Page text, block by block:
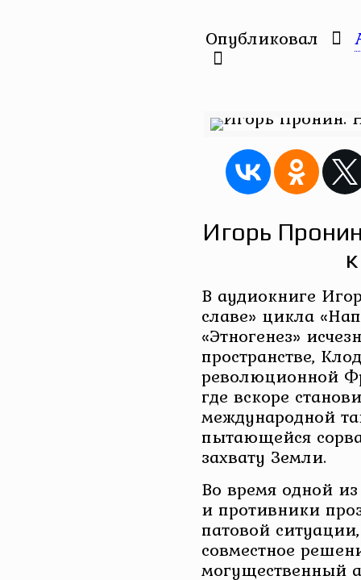
Опубликовал
Игорь
В аудиокниге
славе» цикла
«Этногенез»
пространстве,
революционной
где вскоре
международной
пытающейся
захвату Земли.
Во время одной
и противники
патовой
совместное
могущественный